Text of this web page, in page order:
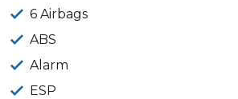
6 Airbags
ABS
Alarm
ESP